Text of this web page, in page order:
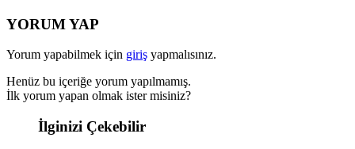
YORUM YAP
Yorum yapabilmek için giriş yapmalısınız.
Henüz bu içeriğe yorum yapılmamış.
İlk yorum yapan olmak ister misiniz?
İlginizi Çekebilir